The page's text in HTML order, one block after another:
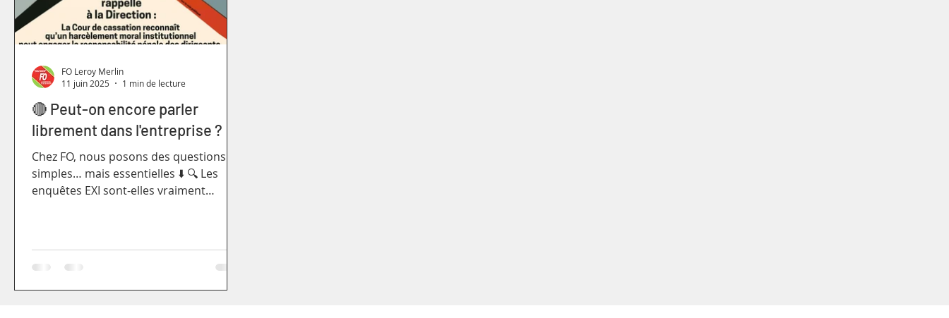
🔴 Peut-on encore parler
librement dans l'entreprise ?
Chez FO, nous posons des questions
simples… mais essentielles ⬇️ 🔍 Les
enquêtes EXI sont-elles vraiment
FO Leroy Merlin
11 juin 2025
1 min de lecture